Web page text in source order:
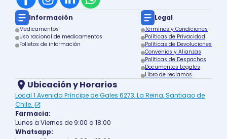
Información
Medicamentos
Uso racional de medicamentos
Folletos de información
Legal
Términos y Condiciones
Políticas de Privacidad
Políticas de Devoluciones
Convenios y Alianzas
Políticas de Despachos
Documentos Legales
Libro de reclamos
Ubicación y Horarios
Local 1 Avenida Príncipe de Gales 6273, La Reina, Santiago de
Chile.
Farmacia:
Lunes a Viernes de 9:00 a 18:00
Whatsapp: